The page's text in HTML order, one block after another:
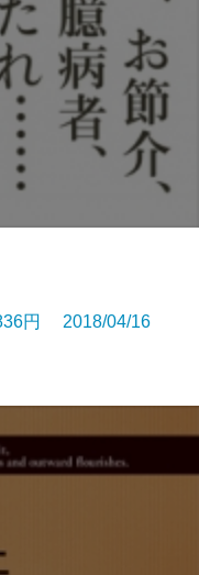
円 2018/04/16